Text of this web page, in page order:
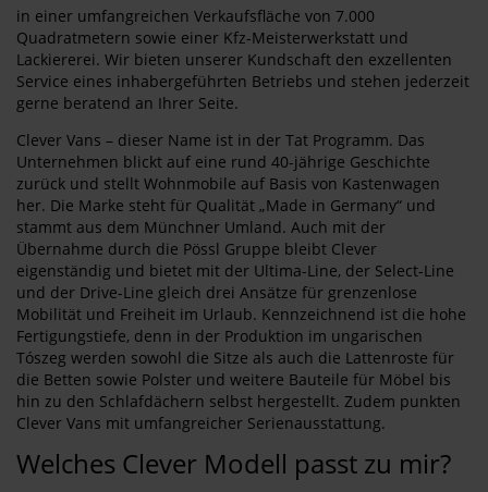
in einer umfangreichen Verkaufsfläche von 7.000
Quadratmetern sowie einer Kfz-Meisterwerkstatt und
Lackiererei. Wir bieten unserer Kundschaft den exzellenten
Service eines inhabergeführten Betriebs und stehen jederzeit
gerne beratend an Ihrer Seite.
Clever Vans – dieser Name ist in der Tat Programm. Das
Unternehmen blickt auf eine rund 40-jährige Geschichte
zurück und stellt Wohnmobile auf Basis von Kastenwagen
her. Die Marke steht für Qualität „Made in Germany“ und
stammt aus dem Münchner Umland. Auch mit der
Übernahme durch die Pössl Gruppe bleibt Clever
eigenständig und bietet mit der Ultima-Line, der Select-Line
und der Drive-Line gleich drei Ansätze für grenzenlose
Mobilität und Freiheit im Urlaub. Kennzeichnend ist die hohe
Fertigungstiefe, denn in der Produktion im ungarischen
Tószeg werden sowohl die Sitze als auch die Lattenroste für
die Betten sowie Polster und weitere Bauteile für Möbel bis
hin zu den Schlafdächern selbst hergestellt. Zudem punkten
Clever Vans mit umfangreicher Serienausstattung.
Welches Clever Modell passt zu mir?